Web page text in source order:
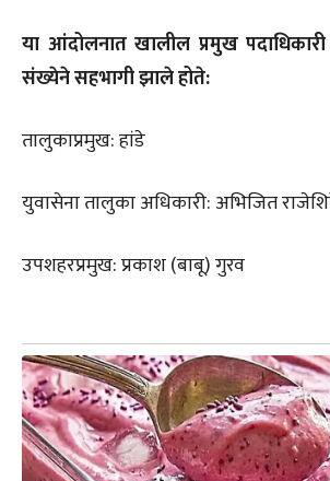
या आंदोलनात खालील प्रमुख पदाधिकारी
संख्येने सहभागी झाले होते:
तालुकाप्रमुख: हांडे
युवासेना तालुका अधिकारी: अभिजित
उपशहरप्रमुख: प्रकाश (बाबू) गुरव